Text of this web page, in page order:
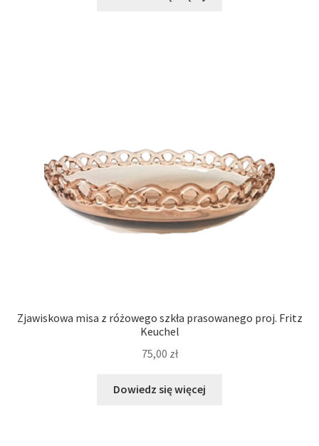
Zjawiskowa misa z różowego szkła prasowanego proj. Fritz
Keuchel
75,00 zł
Dowiedz się więcej